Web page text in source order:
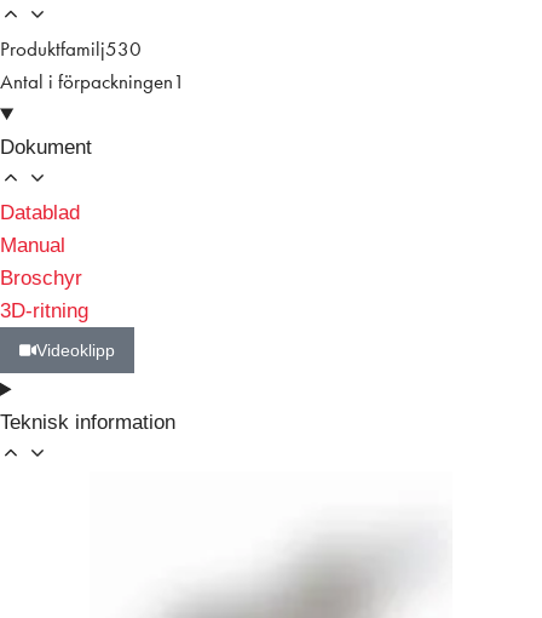
Produktfamilj530
Antal i förpackningen 1
Dokument
Datablad
Manual
Broschyr
3D-ritning
Videoklipp
Teknisk information